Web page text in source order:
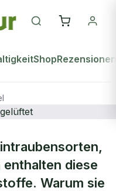
ShopRezensionen
diese
Warum sie